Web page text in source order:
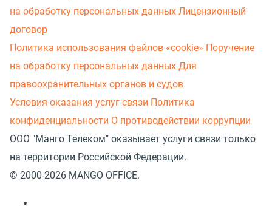
на обработку персональных данных Лицензионный
договор
Политика использования файлов «cookie» Поручение
на обработку персональных данных Для
правоохранительных органов и судов
Условия оказания услуг связи Политика
конфиденциальности О противодействии коррупции
ООО "Манго Телеком" оказывает услуги связи только
на территории Российской Федерации.
© 2000-2026 MANGO OFFICE.